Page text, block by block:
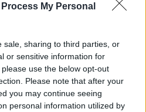
My Personal
sale, sharing to third parties, or
or sensitive information for
use the below opt-out
Please note that after your
you may continue seeing
personal information utilized by